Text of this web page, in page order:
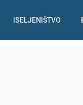
ISELJENIŠTVO